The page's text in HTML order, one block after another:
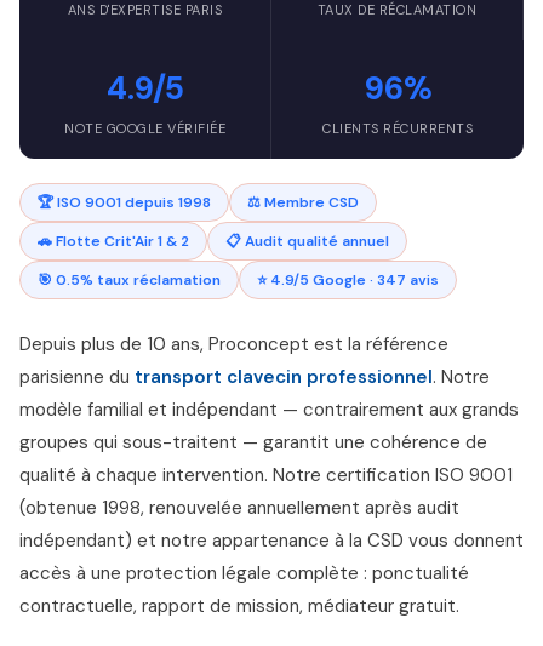
ANS D'EXPERTISE PARIS TAUX DE RÉCLAMATION
4.9/5
NOTE GOOGLE VÉRIFIÉE
96%
CLIENTS RÉCURRENTS
🏆 ISO 9001 depuis 1998
⚖️ Membre CSD
🚗 Flotte Crit'Air 1 & 2
📋 Audit qualité annuel
🎯 0.5% taux réclamation
⭐ 4.9/5 Google · 347 avis
Depuis plus de 10 ans, Proconcept est la référence
parisienne du transport clavecin professionnel. Notre
modèle familial et indépendant — contrairement aux grands
groupes qui sous-traitent — garantit une cohérence de
qualité à chaque intervention. Notre certification ISO 9001
(obtenue 1998, renouvelée annuellement après audit
indépendant) et notre appartenance à la CSD vous donnent
accès à une protection légale complète : ponctualité
contractuelle, rapport de mission, médiateur gratuit.